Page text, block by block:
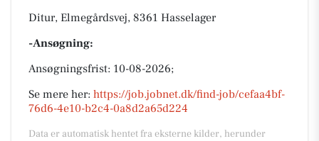
Ditur, Elmegårdsvej, 8361 Hasselager
-Ansøgning:
Ansøgningsfrist: 10-08-2026;
Se mere her: https://job.jobnet.dk/find-job/cefaa4bf-
76d6-4e10-b2c4-0a8d2a65d224
Data er automatisk hentet fra eksterne kilder, herunder